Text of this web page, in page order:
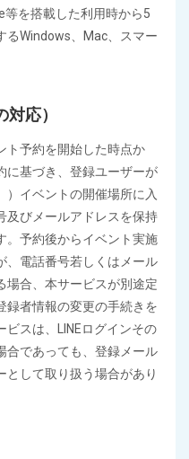
を搭載した利用時から5
るWindows、Mac、スマー
応）
ト予約を開始した時点か
に基づき、登録ユーザーが
）イベントの開催場所に入
及びメールアドレスを保持
。予約後からイベント実施
、電話番号若しくはメール
場合、本サービスが別途定
録者情報の変更の手続きを
ビスは、LINEログインその
合であっても、登録メール
として取り扱う場合があり